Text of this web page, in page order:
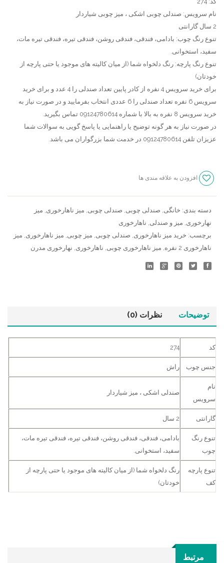
باکسچوبی
نام سرویس: صندلی چوبی اشکی ، میز چوبی شیاردار
2 سال گارانتی
تنوع رنگ چوب: بادامی، فندقی، فندقی روشن، فندقی تیره، فندقی تیره مات،
سفید، استخوانی.
تنوع رنگ پارچه: رنگ دلخواه شما (از میان کالیته های موجود یا حتی پارچه از
خودتان)
برای خرید سرویس 4 نفره از کادر پایین تعداد صندلی را 4 عدد و برای خرید
سرویس 6 نفره تعداد صندلی را 6 عددی انتخاب بفرمایید و در صورت نیاز به
خرید سرویس 8 نفره به بالا با شماره 09124780614 تماس بگیرید.
در صورت نیاز به هر گونه توضیح یا راهنمایی یا پاسخ گویی به سوالات شما
عزیزان تلفن 09124780614 در خدمت شما بزرگواران می باشد.
افزودن به علاقه مندی ها
دسته بندی: خانگی, صندلی چوبی, صندلی چوبی, میز ناهارخوری, میز
نهارخوری, میز و صندلی, ناهارخوری
برچسب: خرید میز ناهارخوری, صندلی چوبی, میز چوبی, میز ناهارخوری, میز
ناهارخوری 2 نفره
, میز ناهارخوری چوبی, ناهارخوری, نهارخوری مدرن
توضیحات نظرات (0)
کد 274
جنس چوب راش
نام
سرویس
صندلی اشکی ، میز شیاردار
گارانتی 2 سال
تنوع رنگ
چوب
بادامی، فندقی، فندقی روشن، فندقی تیره، فندقی تیره مات،
سفید، استخوانی.
تنوع پارچه
کف
رنگ دلخواه شما (از میان کالیته های موجود یا حتی پارچه از
خودتان)
مرتبط